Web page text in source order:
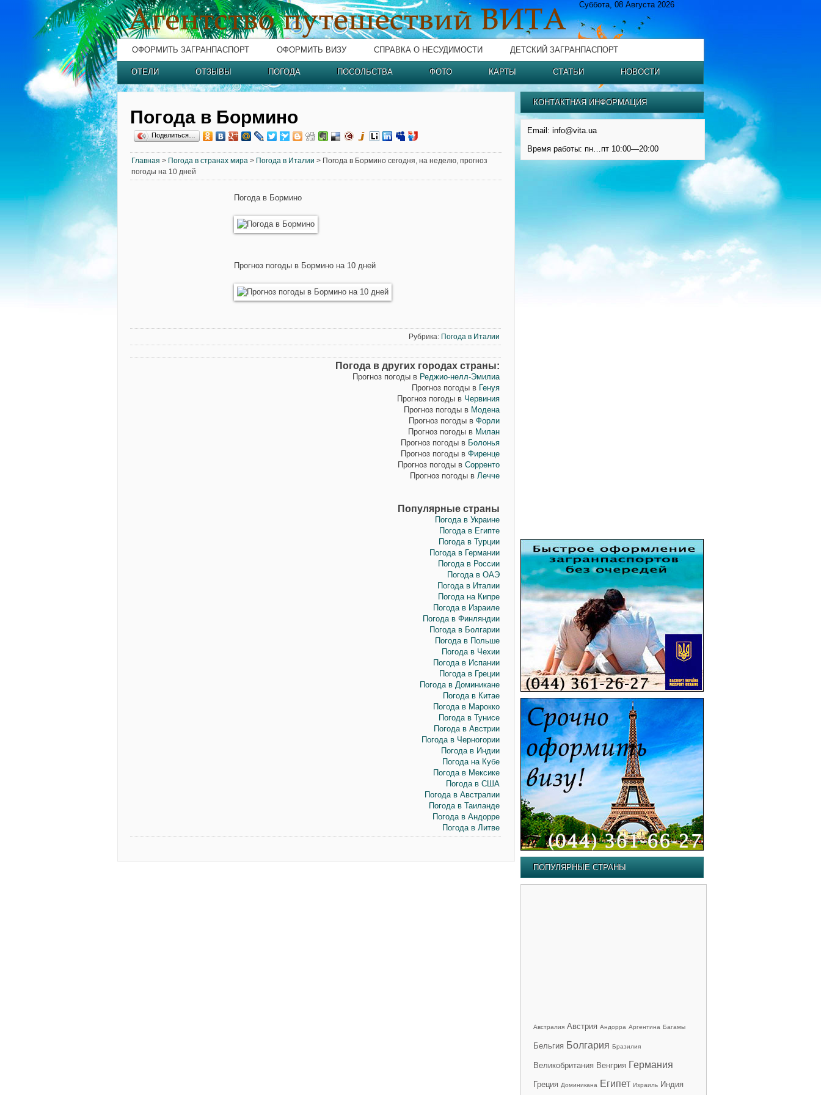
Суббота, 08 Августа 2026
ОФОРМИТЬ ЗАГРАНПАСПОРТ ОФОРМИТЬ ВИЗУ СПРАВКА О НЕСУДИМОСТИ ДЕТСКИЙ ЗАГРАНПАСПОРТ
ОТЕЛИ ОТЗЫВЫ ПОГОДА ПОСОЛЬСТВА ФОТО КАРТЫ СТАТЬИ НОВОСТИ
Погода в Бормино
Поделиться…
Главная > Погода в странах мира > Погода в Италии > Погода в Бормино сегодня, на неделю, прогноз
погоды на 10 дней
Погода в Бормино
Прогноз погоды в Бормино на 10 дней
Рубрика: Погода в Италии
Погода в других городах страны:
Прогноз погоды в Реджио-нелл-Эмилиа
Прогноз погоды в Генуя
Прогноз погоды в Червиния
Прогноз погоды в Модена
Прогноз погоды в Форли
Прогноз погоды в Милан
Прогноз погоды в Болонья
Прогноз погоды в Фиренце
Прогноз погоды в Сорренто
Прогноз погоды в Леччe
Популярные страны
Погода в Украине
Погода в Египте
Погода в Турции
Погода в Германии
Погода в России
Погода в ОАЭ
Погода в Италии
Погода на Кипре
Погода в Израиле
Погода в Финляндии
Погода в Болгарии
Погода в Польше
Погода в Чехии
Погода в Испании
Погода в Греции
Погода в Доминикане
Погода в Китае
Погода в Марокко
Погода в Тунисе
Погода в Австрии
Погода в Черногории
Погода в Индии
Погода на Кубе
Погода в Мексике
Погода в США
Погода в Австралии
Погода в Таиланде
Погода в Андорре
Погода в Литве
КОНТАКТНАЯ ИНФОРМАЦИЯ
Email: info@vita.ua
Время работы: пн…пт 10:00—20:00
ПОПУЛЯРНЫЕ СТРАНЫ
Австралия Австрия Андорра Аргентина Багамы
Бельгия Болгария Бразилия
Великобритания Венгрия Германия
Греция Доминикана Египет Израиль Индия